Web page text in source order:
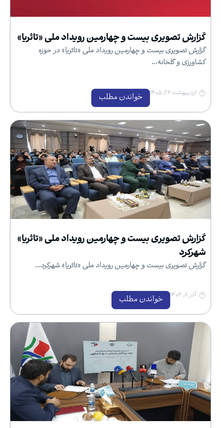
گزارش تصویری بیست و چهارمین رویداد ملی «تاثریا»
گزارش تصویری بیست و چهارمین رویداد ملی «تاثریا» در حوزه
کشاورزی و گلخانه...
اردیبهشت ۲۶, ۱۴۰۵ خواندن مطلب
گزارش تصویری بیست و چهارمین رویداد ملی «تاثریا»
شهرکرد
گزارش تصویری بیست و چهارمین رویداد ملی «تاثریا» شهرکرد...
آذر ۸, ۱۴۰۴ خواندن مطلب